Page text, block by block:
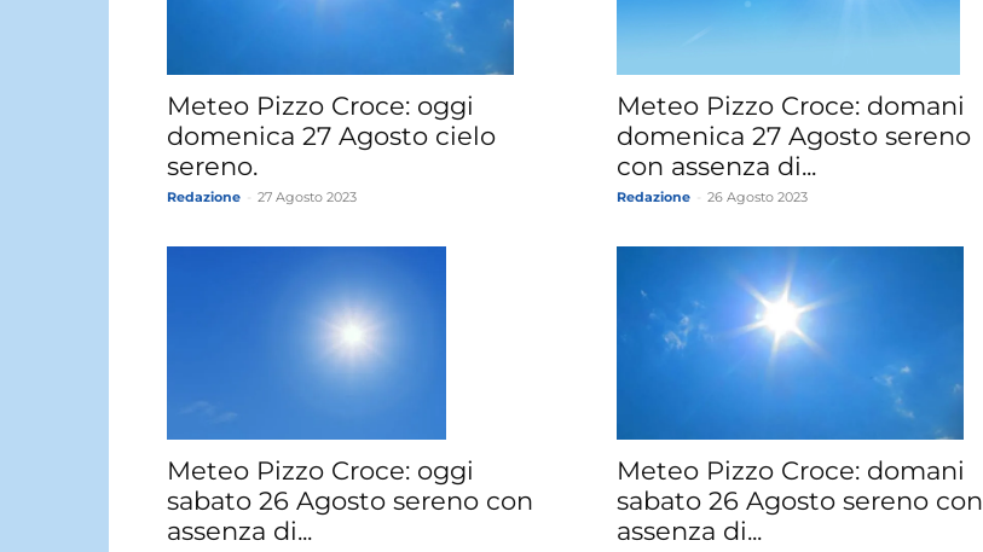
Meteo Pizzo Croce: oggi
domenica 27 Agosto cielo
sereno.
Redazione 27 Agosto 2023
Meteo Pizzo Croce: domani
domenica 27 Agosto sereno
con assenza di...
Redazione 26 Agosto 2023
Meteo Pizzo Croce: oggi
sabato 26 Agosto sereno con
assenza di...
Meteo Pizzo Croce: domani
sabato 26 Agosto sereno con
assenza di...